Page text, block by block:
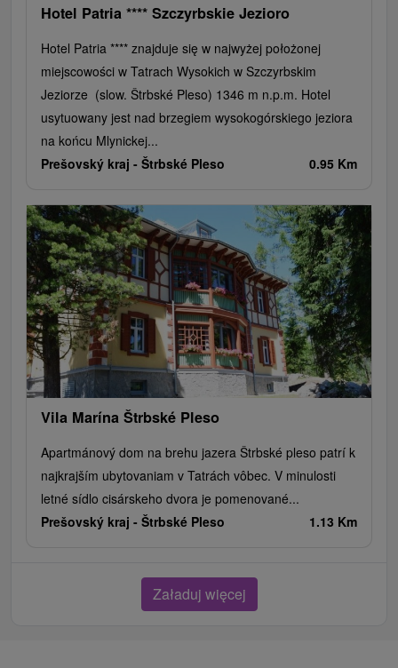
Hotel Patria **** Szczyrbskie Jezioro
Hotel Patria **** znajduje się w najwyżej położonej
miejscowości w Tatrach Wysokich w Szczyrbskim
Jeziorze (slow. Štrbské Pleso) 1346 m n.p.m. Hotel
usytuowany jest nad brzegiem wysokogórskiego jeziora
na końcu Mlynickej...
Prešovský kraj - Štrbské Pleso 0.95 Km
Vila Marína Štrbské Pleso
Apartmánový dom na brehu jazera Štrbské pleso patrí k
najkrajším ubytovaniam v Tatrách vôbec. V minulosti
letné sídlo cisárskeho dvora je pomenované...
Prešovský kraj - Štrbské Pleso 1.13 Km
Załaduj więcej